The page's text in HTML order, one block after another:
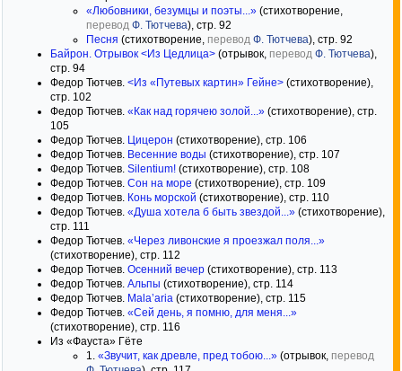
«Любовники, безумцы и поэты...» (стихотворение,
перевод Ф. Тютчева), стр. 92
Песня (стихотворение, перевод Ф. Тютчева), стр. 92
Байрон. Отрывок <Из Цедлица> (отрывок, перевод Ф. Тютчева),
стр. 94
Федор Тютчев. <Из «Путевых картин» Гейне> (стихотворение),
стр. 102
Федор Тютчев. «Как над горячею золой...» (стихотворение), стр.
105
Федор Тютчев. Цицерон (стихотворение), стр. 106
Федор Тютчев. Весенние воды (стихотворение), стр. 107
Федор Тютчев. Silentium! (стихотворение), стр. 108
Федор Тютчев. Сон на море (стихотворение), стр. 109
Федор Тютчев. Конь морской (стихотворение), стр. 110
Федор Тютчев. «Душа хотела б быть звездой...» (стихотворение),
стр. 111
Федор Тютчев. «Через ливонские я проезжал поля...»
(стихотворение), стр. 112
Федор Тютчев. Осенний вечер (стихотворение), стр. 113
Федор Тютчев. Альпы (стихотворение), стр. 114
Федор Тютчев. Mala’aria (стихотворение), стр. 115
Федор Тютчев. «Сей день, я помню, для меня...»
(стихотворение), стр. 116
Из «Фауста» Гёте
1. «Звучит, как древле, пред тобою...» (отрывок, перевод